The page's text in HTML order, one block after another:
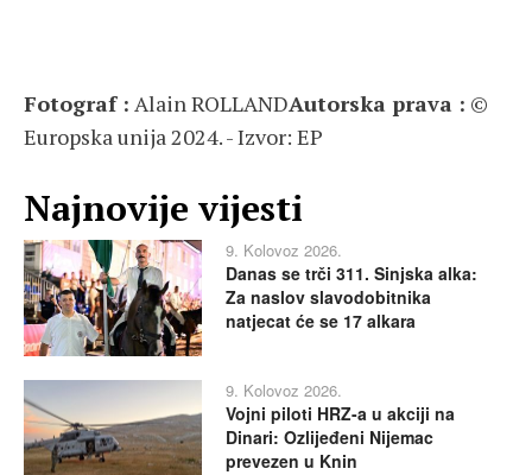
Fotograf : Alain ROLLANDAutorska prava : ©
Europska unija 2024. - Izvor: EP
Najnovije vijesti
9. Kolovoz 2026.
Danas se trči 311. Sinjska alka:
Za naslov slavodobitnika
natjecat će se 17 alkara
9. Kolovoz 2026.
Vojni piloti HRZ-a u akciji na
Dinari: Ozlijeđeni Nijemac
prevezen u Knin